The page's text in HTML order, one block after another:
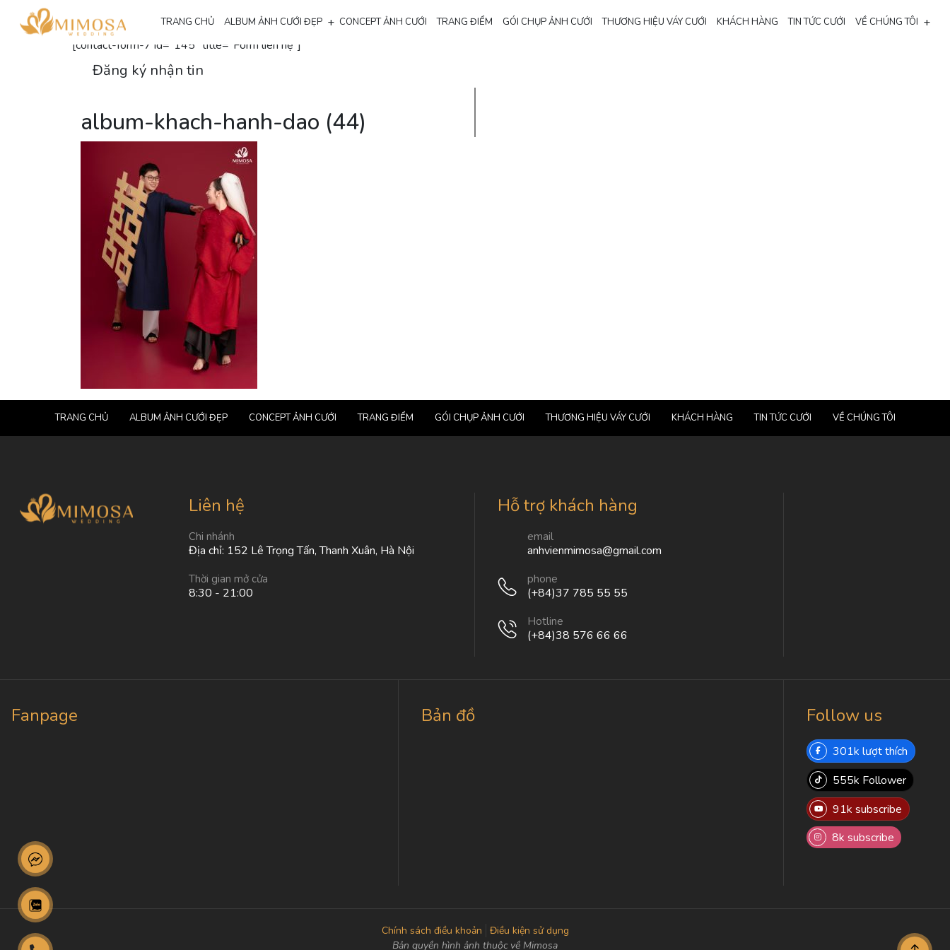
TRANG CHỦ ALBUM ẢNH CƯỚI ĐẸP + CONCEPT ẢNH CƯỚI TRANG ĐIỂM GÓI CHỤP ẢNH CƯỚI THƯƠNG HIỆU VÁY CƯỚI KHÁCH HÀNG TIN TỨC CƯỚI VỀ CHÚNG TÔI +
Đăng ký nhận thông tin
[contact-form-7 id="145" title="Form liên hệ"]
Đăng ký nhận tin
album-khach-hanh-dao (44)
TRANG CHỦ ALBUM ẢNH CƯỚI ĐẸP CONCEPT ẢNH CƯỚI TRANG ĐIỂM GÓI CHỤP ẢNH CƯỚI THƯƠNG HIỆU VÁY CƯỚI KHÁCH HÀNG TIN TỨC CƯỚI VỀ CHÚNG TÔI
Liên hệ
Chi nhánh
Địa chỉ: 152 Lê Trọng Tấn, Thanh Xuân, Hà Nội
Thời gian mở cửa
8:30 - 21:00
Hỗ trợ khách hàng
email
anhvienmimosa@gmail.com
phone
(+84)37 785 55 55
Hotline
(+84)38 576 66 66
Fanpage Bản đồ Follow us
301k lượt thích
555k Follower
91k subscribe
8k subscribe
Chính sách điều khoản
Điều kiện sử dụng
Bản quyền hình ảnh thuộc về Mimosa